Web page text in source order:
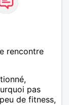
rencontre
pas
de fitness,